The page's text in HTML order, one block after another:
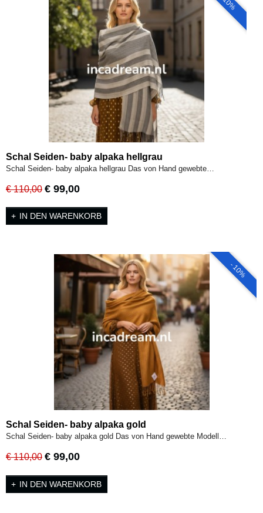
Schal Seiden- baby alpaka hellgrau
Schal Seiden- baby alpaka hellgrau Das von Hand gewebte…
€ 110,00 € 99,00
IN DEN WARENKORB
- 10%
Schal Seiden- baby alpaka gold
Schal Seiden- baby alpaka gold Das von Hand gewebte Modell…
€ 110,00 € 99,00
IN DEN WARENKORB